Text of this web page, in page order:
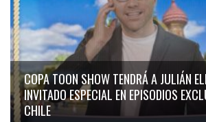
COPA TOON SHOW TENDRÁ A JULIÁN
INVITADO ESPECIAL EN EPISODIOS
CHILE